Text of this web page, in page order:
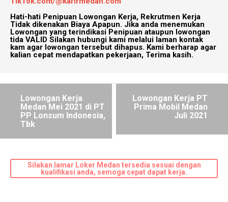
Hati-hati Penipuan Lowongan Kerja, Rekrutmen Kerja
Tidak dikenakan Biaya Apapun. Jika anda menemukan
Lowongan yang terindikasi Penipuan ataupun lowongan
tida VALID Silakan hubungi kami melalui laman kontak
kam agar lowongan tersebut dihapus. Kami berharap agar
kalian cepat mendapatkan pekerjaan, Terima kasih.
Lowongan Kerja
Medan Mei 2021 di PT
PP Lonsum Indonesia,
Tbk
Lowongan Kerja PT
Prima Mobil Medan
Juli 2021
Silakan lamar Loker Medan tersedia sesuai dengan
kualifikasi anda, semoga cepat dapat kerja.